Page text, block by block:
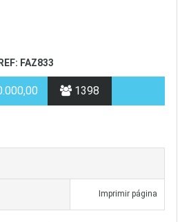
REF: FAZ833
1398
Imprimir página